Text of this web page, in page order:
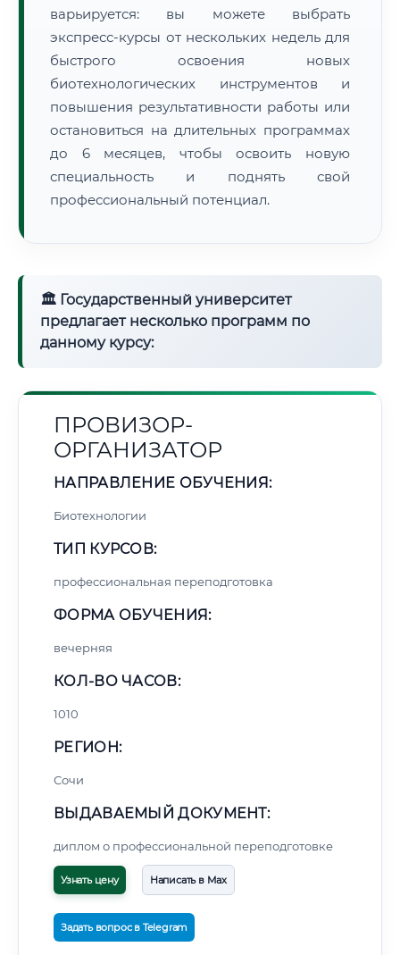
варьируется: вы можете выбрать
экспресс-курсы от нескольких недель для
быстрого освоения новых
биотехнологических инструментов и
повышения результативности работы или
остановиться на длительных программах
до 6 месяцев, чтобы освоить новую
специальность и поднять свой
профессиональный потенциал.
🏛 Государственный университет
предлагает несколько программ по
данному курсу:
ПРОВИЗОР-
ОРГАНИЗАТОР
НАПРАВЛЕНИЕ ОБУЧЕНИЯ:
Биотехнологии
ТИП КУРСОВ:
профессиональная переподготовка
ФОРМА ОБУЧЕНИЯ:
вечерняя
КОЛ-ВО ЧАСОВ:
1010
РЕГИОН:
Сочи
ВЫДАВАЕМЫЙ ДОКУМЕНТ:
диплом о профессиональной переподготовке
Узнать цену Написать в Max
Задать вопрос в Telegram